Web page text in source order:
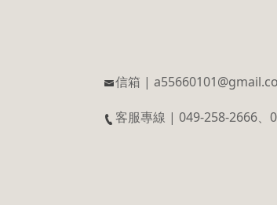
信箱 |
客服專線 | 049-258-2666、